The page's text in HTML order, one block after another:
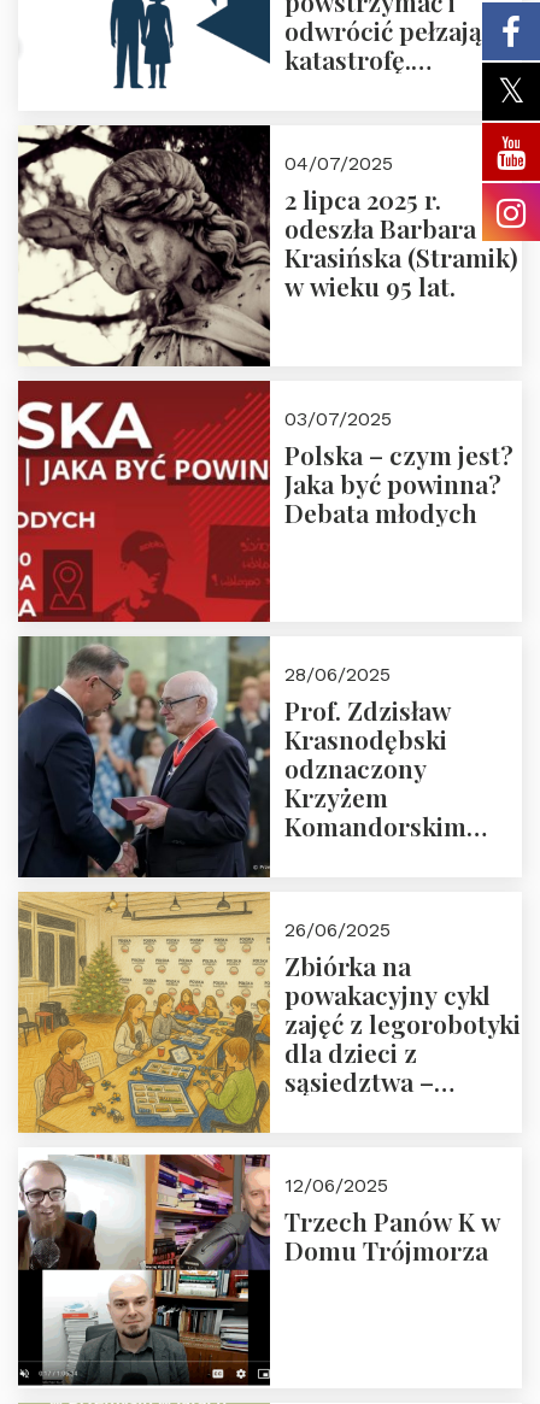
odwrócić pełzającą
katastrofę.
pierwsze spotkanie
Nowego
Ćwierćwiecza”
04/07/2025
2 lipca 2025 r.
odeszła Barbara
Krasińska (Stramik)
w wieku 95 lat.
03/07/2025
Polska – czym jest?
Jaka być powinna?
Debata młodych
28/06/2025
Prof. Zdzisław
Krasnodębski
odznaczony
Krzyżem
Komandorskim
26/06/2025
Zbiórka na
powakacyjny cykl
zajęć z legorobotyki
dla dzieci z
sąsiedztwa –
Fundacji
12/06/2025
Trzech Panów K w
Domu Trójmorza